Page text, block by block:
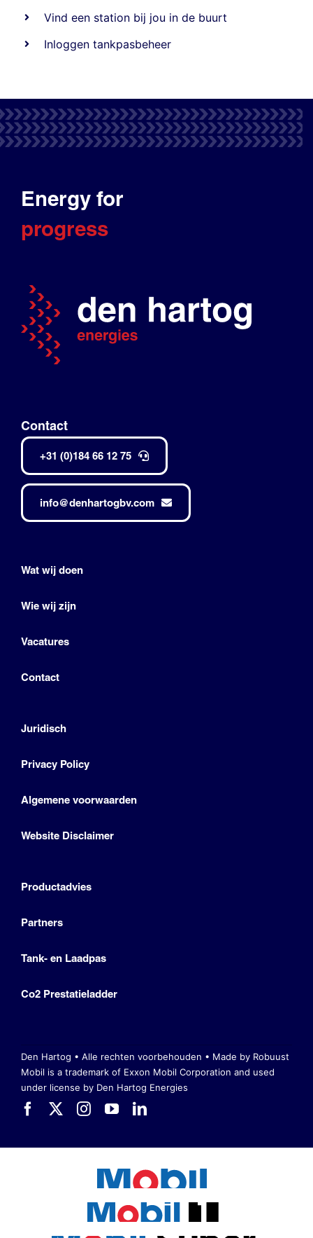
Vind een station bij jou in de buurt
Inloggen tankpasbeheer
Energy for
progress
Contact
+31 (0)184 66 12 75
info@denhartogbv.com
Wat wij doen
Wie wij zijn
Vacatures
Contact
Juridisch
Privacy Policy
Algemene voorwaarden
Website Disclaimer
Productadvies
Partners
Tank- en Laadpas
Co2 Prestatieladder
Den Hartog • Alle rechten voorbehouden • Made by Robuust
Mobil is a trademark of Exxon Mobil Corporation and used
under license by Den Hartog Energies